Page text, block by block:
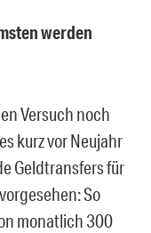
werden
Versuch noch
kurz vor Neujahr
Geldtransfers für
So
monatlich 300